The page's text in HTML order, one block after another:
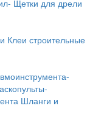
Щетки для дрели
Клеи строительные
Шланги и